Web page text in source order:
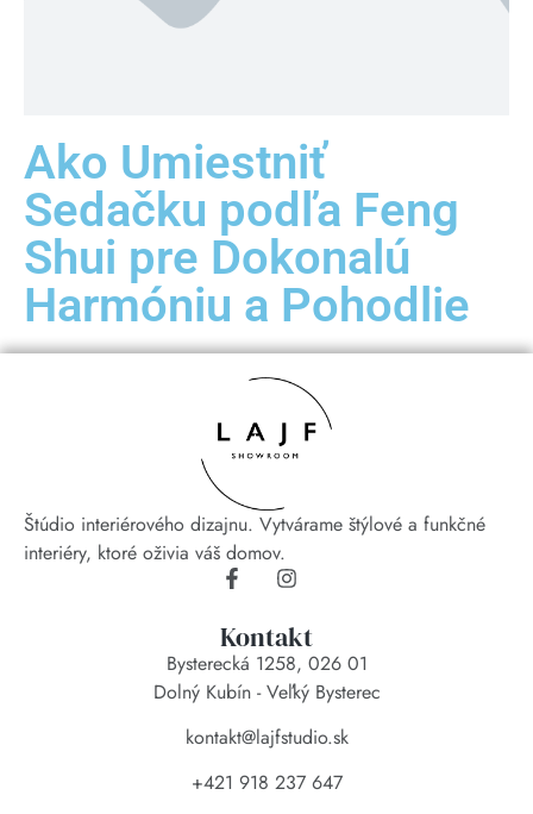
Ako Umiestniť
Sedačku podľa Feng
Shui pre Dokonalú
Harmóniu a Pohodlie
Štúdio interiérového dizajnu. Vytvárame štýlové a funkčné
interiéry, ktoré oživia váš domov.
Kontakt
Bysterecká 1258, 026 01
Dolný Kubín - Veľký Bysterec
kontakt@lajfstudio.sk
+421 918 237 647